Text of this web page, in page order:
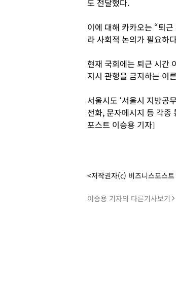
도 전달했다.
이에 대해 카카오는 “퇴
라 사회적 논의가 필요하
현재 국회에는 퇴근 시간
지시 관행을 금지하는 이
서울시도 ‘서울시 지방공
전화, 문자메시지 등 각종
포스트 이승용 기자]
<저작권자(c) 비즈니스포스
이승용 기자의 다른기사보기